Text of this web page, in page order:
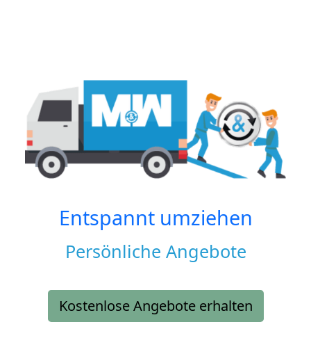
Entspannt umziehen
Persönliche Angebote
Kostenlose Angebote erhalten